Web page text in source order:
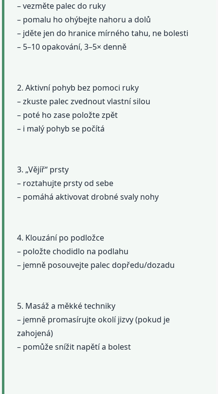
– vezměte palec do ruky
– pomalu ho ohýbejte nahoru a dolů
– jděte jen do hranice mírného tahu, ne bolesti
– 5–10 opakování, 3–5× denně
2. Aktivní pohyb bez pomoci ruky
– zkuste palec zvednout vlastní silou
– poté ho zase položte zpět
– i malý pohyb se počítá
3. „Vějíř“ prsty
– roztahujte prsty od sebe
– pomáhá aktivovat drobné svaly nohy
4. Klouzání po podložce
– položte chodidlo na podlahu
– jemně posouvejte palec dopředu/dozadu
5. Masáž a měkké techniky
– jemně promasírujte okolí jizvy (pokud je
zahojená)
– pomůže snížit napětí a bolest